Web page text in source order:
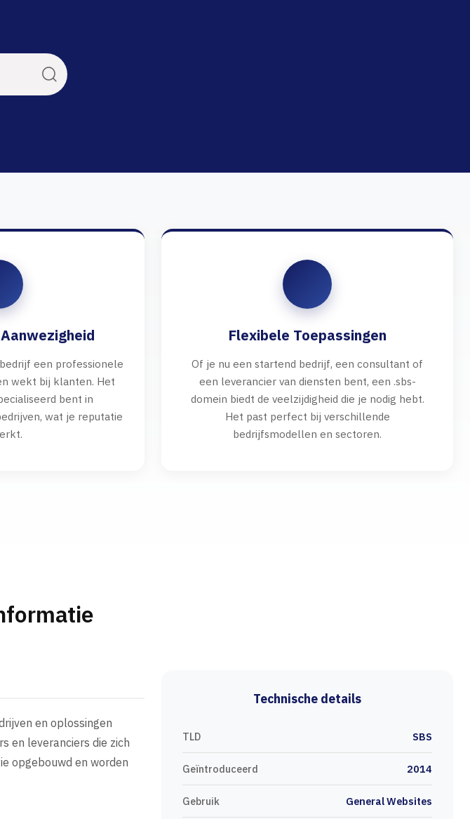
een professionele
wekt bij klanten. Het
bent in
wat je reputatie
Flexibele Toepassingen
Of je nu een startend bedrijf, een consultant of
een leverancier van diensten bent, een .sbs-
domein biedt de veelzijdigheid die je nodig hebt.
Het past perfect bij verschillende
bedrijfsmodellen en sectoren.
en oplossingen
en leveranciers die zich
opgebouwd en worden
Technische details
TLD SBS
Geïntroduceerd 2014
Gebruik General Websites